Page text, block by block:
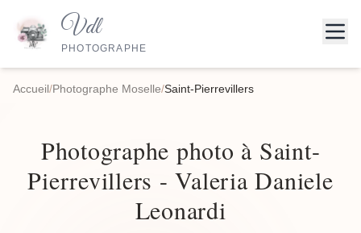
Vdl
PHOTOGRAPHE
Accueil/Photographe Moselle/Saint-Pierrevillers
Photographe photo à Saint-
Pierrevillers - Valeria Daniele
Leonardi